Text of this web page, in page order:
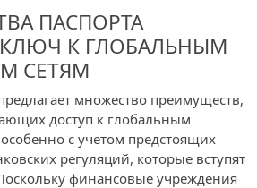
ПАСПОРТА
К ГЛОБАЛЬНЫМ
СЕТЯМ
множество преимуществ,
доступ к глобальным
с учетом предстоящих
регуляций, которые вступят
финансовые учреждения